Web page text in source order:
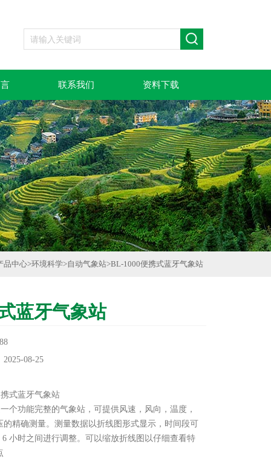
联系我们 资料下载
品中心>环境科学>自动气象站>BL-1000便携式蓝牙气象站
蓝牙气象站
08-25
式蓝牙气象站
个功能完整的气象站，可提供风速，风向，温度，
的精确测量。测量数据以折线图形式显示，时间段可
6 小时之间进行调整。可以缩放折线图以仔细查看特